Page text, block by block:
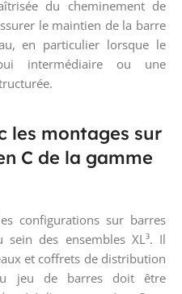
du cheminement de
le maintien de la barre
en particulier lorsque le
intermédiaire ou une
les montages sur
C de la gamme
configurations sur barres
des ensembles XL³. Il
et coffrets de distribution
jeu de barres doit être